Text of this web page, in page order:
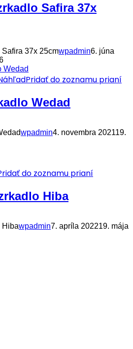
Safira 37x
37x 25cmwpadmin6. júna
Pridať do zoznamu prianí
Wedad
wpadmin4. novembra 202119.
do zoznamu prianí
Hiba
Hibawpadmin7. apríla 202219. mája